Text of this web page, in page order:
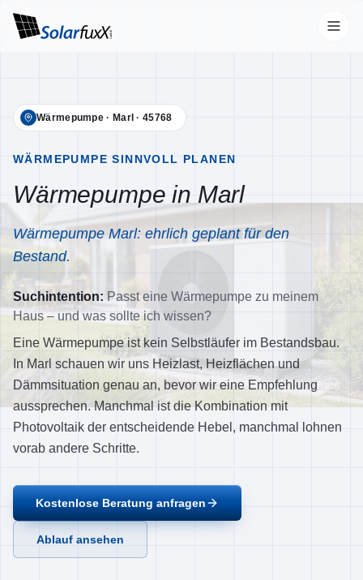
Leistungen
Übersicht
Photovoltaik
Stromspeicher
Wärmepumpen
Klimaanlagen
Unternehmen
Referenzen
Über uns
Empfehlungen
Wärmepumpe · Marl ·45768
WÄRMEPUMPE SINNVOLL PLANEN
Wärmepumpe in Marl
Wärmepumpe Marl: ehrlich geplant für den
Bestand.
Suchintention: Passt eine Wärmepumpe zu meinem
Haus – und was sollte ich wissen?
Eine Wärmepumpe ist kein Selbstläufer im Bestandsbau.
In Marl schauen wir uns Heizlast, Heizflächen und
Dämmsituation genau an, bevor wir eine Empfehlung
aussprechen. Manchmal ist die Kombination mit
Photovoltaik der entscheidende Hebel, manchmal lohnen
vorab andere Schritte.
Kostenlose Beratung anfragen
Ablauf ansehen